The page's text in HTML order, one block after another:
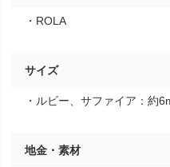
・ROLA
サイズ
・ルビー、サファイア：約
地金・素材